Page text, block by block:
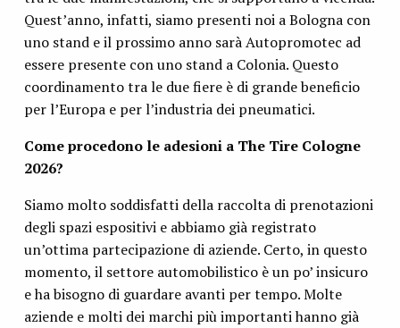
Quest’anno, infatti, siamo presenti noi a Bologna con
uno stand e il prossimo anno sarà Autopromotec ad
essere presente con uno stand a Colonia. Questo
coordinamento tra le due fiere è di grande beneficio
per l’Europa e per l’industria dei pneumatici.
Come procedono le adesioni a The Tire Cologne
2026?
Siamo molto soddisfatti della raccolta di prenotazioni
degli spazi espositivi e abbiamo già registrato
un’ottima partecipazione di aziende. Certo, in questo
momento, il settore automobilistico è un po’ insicuro
e ha bisogno di guardare avanti per tempo. Molte
aziende e molti dei marchi più importanti hanno già